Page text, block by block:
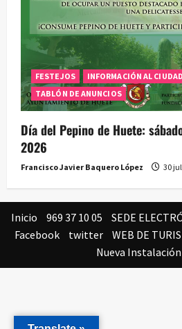
FESTEJOS
INFORMACIÓN AL
TABLÓN DE ANUNCIOS
Día del Pepino de Huete:
2026
Francisco Javier Baquero López 30
Inicio 969 37 10 05 SEDE
Facebook
twitter WEB DE
Nueva